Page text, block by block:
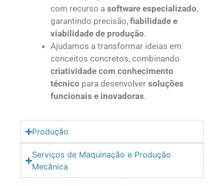
com recurso a software especializado,
garantindo precisão, fiabilidade e
viabilidade de produção.
Ajudamos a transformar ideias em
conceitos concretos, combinando
criatividade com conhecimento
técnico para desenvolver soluções
funcionais e inovadoras.
Produção
Serviços de Maquinação e Produção
Mecânica